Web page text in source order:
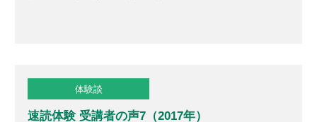
体験談
速読体験 受講者の声7（2017年）